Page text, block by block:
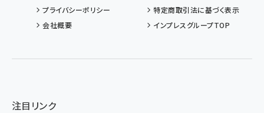
プライバシーポリシー
特定商取引法に基づく表示
会社概要
インプレスグループTOP
注目リンク